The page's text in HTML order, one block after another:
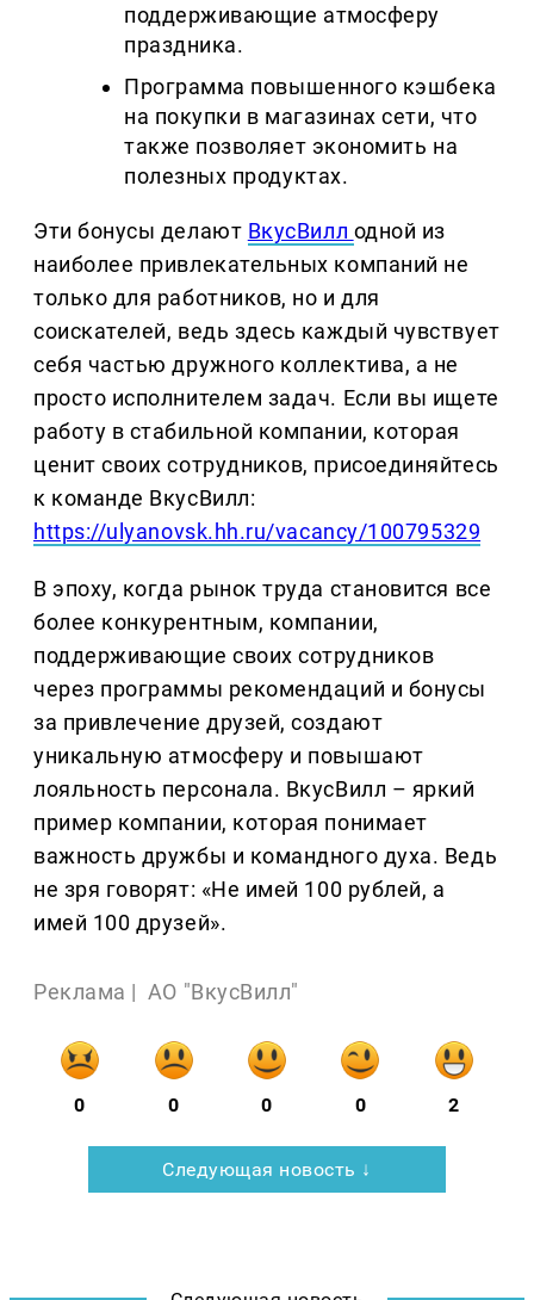
поддерживающие атмосферу
праздника.
Программа повышенного кэшбека
на покупки в магазинах сети, что
также позволяет экономить на
полезных продуктах.
Эти бонусы делают ВкусВилл одной из
наиболее привлекательных компаний не
только для работников, но и для
соискателей, ведь здесь каждый чувствует
себя частью дружного коллектива, а не
просто исполнителем задач. Если вы ищете
работу в стабильной компании, которая
ценит своих сотрудников, присоединяйтесь
к команде ВкусВилл:
https://ulyanovsk.hh.ru/vacancy/100795329
В эпоху, когда рынок труда становится все
более конкурентным, компании,
поддерживающие своих сотрудников
через программы рекомендаций и бонусы
за привлечение друзей, создают
уникальную атмосферу и повышают
лояльность персонала. ВкусВилл – яркий
пример компании, которая понимает
важность дружбы и командного духа. Ведь
не зря говорят: «Не имей 100 рублей, а
имей 100 друзей».
Реклама | АО "ВкусВилл"
0 0 0 0 2
Следующая новость ↓